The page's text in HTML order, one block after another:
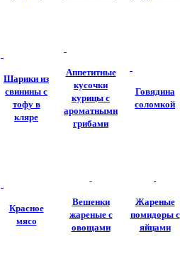
Шарики из
свинины с
тофу в
кляре
Аппетитные
кусочки
курицы с
ароматными
грибами
Говядина
соломкой
Красное
мясо
Вешенки
жареные с
овощами
Жареные
помидоры с
яйцами